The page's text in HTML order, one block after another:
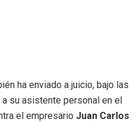
ha enviado a juicio, bajo las
su asistente personal en el
el empresario Juan Carlos